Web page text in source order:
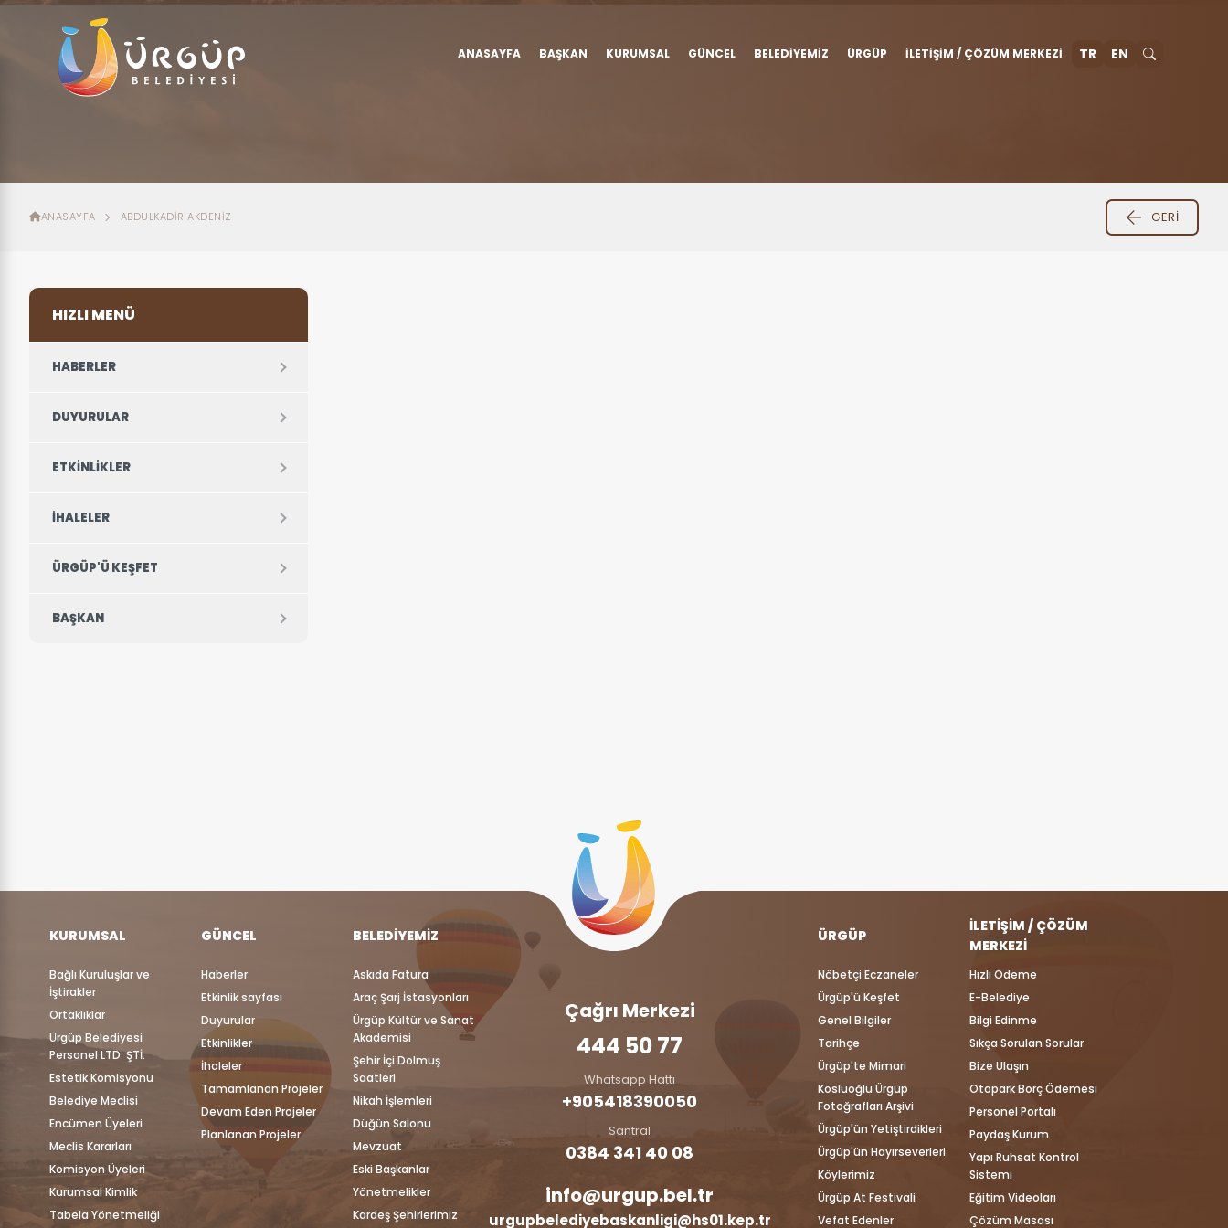
ANASAYFA BAŞKAN KURUMSAL GÜNCEL BELEDIYEMIZ ÜRGÜP İLETIŞIM / ÇÖZÜM MERKEZI TR EN
ANASAYFA ABDULKADIR AKDENIZ GERI
HIZLI MENÜ
HABERLER
DUYURULAR
ETKINLIKLER
İHALELER
ÜRGÜP'Ü KEŞFET
BAŞKAN
KURUMSAL
Bağlı Kuruluşlar ve
İştirakler
Ortaklıklar
Ürgüp Belediyesi
Personel LTD. ŞTİ.
Estetik Komisyonu
Belediye Meclisi
Encümen Üyeleri
Meclis Kararları
Komisyon Üyeleri
Kurumsal Kimlik
Tabela Yönetmeliği
GÜNCEL
Haberler
Etkinlik sayfası
Duyurular
Etkinlikler
İhaleler
Tamamlanan Projeler
Devam Eden Projeler
Planlanan Projeler
BELEDIYEMIZ
Askıda Fatura
Araç Şarj İstasyonları
Ürgüp Kültür ve Sanat
Akademisi
Şehir İçi Dolmuş
Saatleri
Nikah İşlemleri
Düğün Salonu
Mevzuat
Eski Başkanlar
Yönetmelikler
Kardeş Şehirlerimiz
Çağrı Merkezi
444 50 77
Whatsapp Hattı
+905418390050‬
Santral
0384 341 40 08
info@urgup.bel.tr
urgupbelediyebaskanligi@hs01.kep.tr
ÜRGÜP
Nöbetçi Eczaneler
Ürgüp'ü Keşfet
Genel Bilgiler
Tarihçe
Ürgüp'te Mimari
Kosluoğlu Ürgüp
Fotoğrafları Arşivi
Ürgüp'ün Yetiştirdikleri
Ürgüp'ün Hayırseverleri
Köylerimiz
Ürgüp At Festivali
Vefat Edenler
İLETIŞIM / ÇÖZÜM
MERKEZI
Hızlı Ödeme
E-Belediye
Bilgi Edinme
Sıkça Sorulan Sorular
Bize Ulaşın
Otopark Borç Ödemesi
Personel Portalı
Paydaş Kurum
Yapı Ruhsat Kontrol
Sistemi
Eğitim Videoları
Çözüm Masası